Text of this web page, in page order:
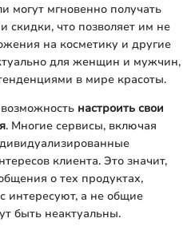
могут мгновенно получать
скидки, что позволяет им не
на косметику и другие
для женщин и мужчин,
в мире красоты.
настроить свои
. Многие сервисы, включая
клиента. Это значит,
о тех продуктах,
интересуют, а не общие
быть неактуальны.